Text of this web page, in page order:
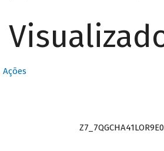
Ações